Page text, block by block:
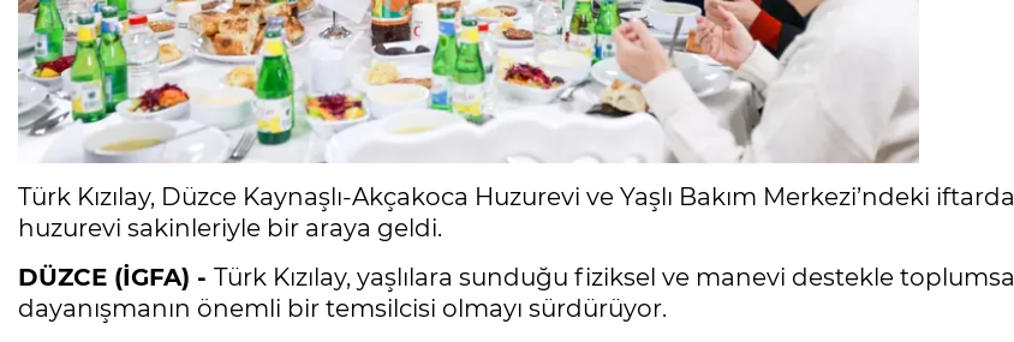
Türk Kızılay, Düzce Kaynaşlı-Akçakoca Huzurevi ve Yaşlı Bakım Merkezi’ndeki iftarda
huzurevi sakinleriyle bir araya geldi.
DÜZCE (İGFA) - Türk Kızılay, yaşlılara sunduğu fiziksel ve manevi destekle toplumsal
dayanışmanın önemli bir temsilcisi olmayı sürdürüyor.